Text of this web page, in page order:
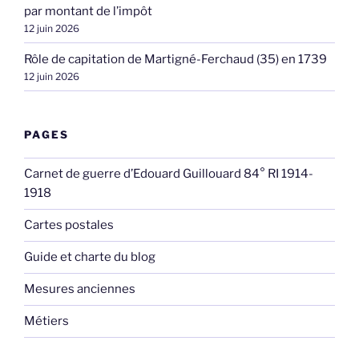
par montant de l’impôt
12 juin 2026
Rôle de capitation de Martigné-Ferchaud (35) en 1739
12 juin 2026
PAGES
Carnet de guerre d’Edouard Guillouard 84° RI 1914-
1918
Cartes postales
Guide et charte du blog
Mesures anciennes
Métiers